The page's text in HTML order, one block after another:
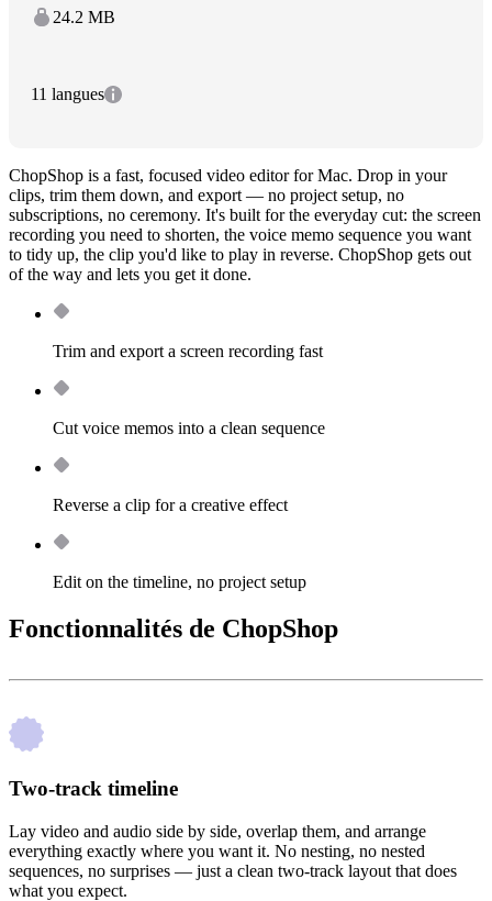
24.2 MB
11 langues
ChopShop is a fast, focused video editor for Mac. Drop in your
clips, trim them down, and export — no project setup, no
subscriptions, no ceremony. It's built for the everyday cut: the screen
recording you need to shorten, the voice memo sequence you want
to tidy up, the clip you'd like to play in reverse. ChopShop gets out
of the way and lets you get it done.
Trim and export a screen recording fast
Cut voice memos into a clean sequence
Reverse a clip for a creative effect
Edit on the timeline, no project setup
Fonctionnalités de ChopShop
Two-track timeline
Lay video and audio side by side, overlap them, and arrange
everything exactly where you want it. No nesting, no nested
sequences, no surprises — just a clean two-track layout that does
what you expect.